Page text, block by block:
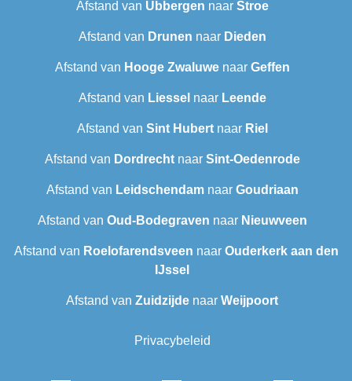
Afstand van Ubbergen naar Stroe
Afstand van Drunen naar Dieden
Afstand van Hooge Zwaluwenaar Geffen
Afstand van Liessel naar Leende
Afstand van Sint Hubertnaar Riel
Afstand van Dordrechtnaar Sint-Oedenrode
Afstand van Leidschendamnaar Goudriaan
Afstand van Oud-Bodegraven‎ naar Nieuwveen
Afstand van Roelofarendsveen naar Ouderkerk aan den
IJssel
Afstand van Zuidzijde naar Weijpoort
Privacybeleid